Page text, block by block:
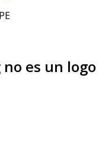
es un logo